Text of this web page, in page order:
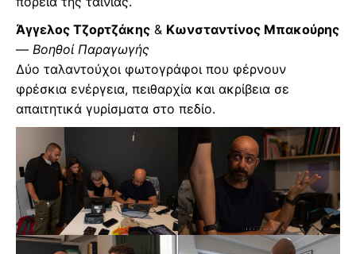
Άγγελος Τζορτζάκης & Κωνσταντίνος Μπακούρης
— Βοηθοί Παραγωγής
Δύο ταλαντούχοι φωτογράφοι που φέρνουν
φρέσκια ενέργεια, πειθαρχία και ακρίβεια σε
απαιτητικά γυρίσματα στο πεδίο.